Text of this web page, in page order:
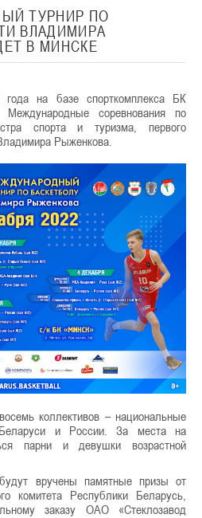
ТУРНИР ПО
ВЛАДИМИРА
В МИНСКЕ
на базе спорткомплекса БК
соревнования по
спорта и туризма, первого
Рыженкова.
коллективов – национальные
и России. За места на
парни и девушки возрастной
вручены памятные призы от
комитета Республики Беларусь,
заказу ОАО «Стеклозавод